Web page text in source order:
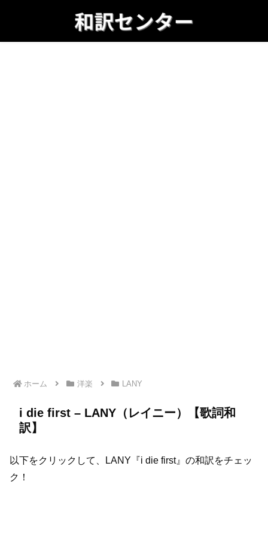
ホーム 洋楽 LANY
i die first – LANY（レイニー）【歌詞和
訳】
以下をクリックして、LANY『i die first』の和訳をチェッ
ク！